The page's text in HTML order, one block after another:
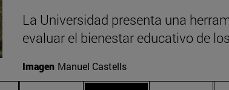
La Universidad presenta una
evaluar el bienestar educativo de
Imagen Manuel Castells